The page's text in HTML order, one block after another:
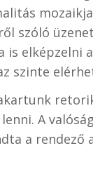
szóló
is elképzelni
szinte
A
a rendező